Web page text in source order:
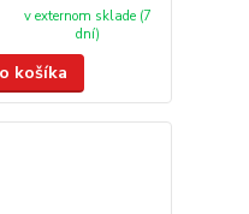
v externom sklade (7
dní)
košíka